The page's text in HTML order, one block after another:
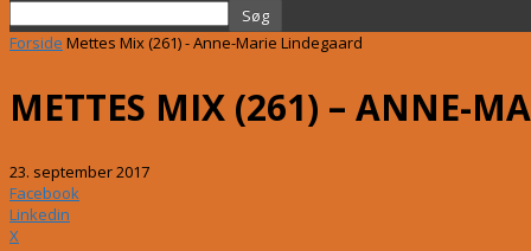
Forside Mettes Mix (261) - Anne-Marie Lindegaard
METTES MIX (261) – ANNE-
23. september 2017
Facebook
Linkedin
X